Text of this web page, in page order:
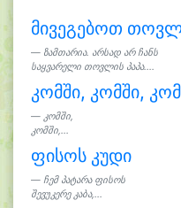
მივეგებოთ
ზამთარია. არსად არ ჩანს
საყვარელი თოვლის პაპა....
კომში, კომში,
კომში,
კომში,...
ფისოს კუდი
ჩემ პატარა ფისოს
შევუკერე კაბა,...